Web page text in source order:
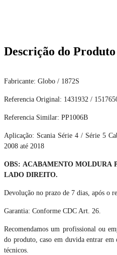
Descrição do Produto
Fabricante: Globo / 1872S
Referencia Original: 1431932 /
Referencia Similar: PP1006B
Aplicação: Scania Série 4 / Série 5
2008 até 2018
OBS: ACABAMENTO MOLDURA
LADO DIREITO.
Devolução no prazo de 7 dias, após o
Garantia: Conforme CDC Art. 26.
Recomendamos um profissional ou
do produto, caso em duvida entrar em
técnicos.